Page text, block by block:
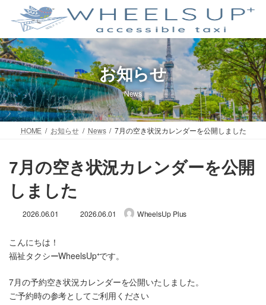
ン
ツ
へ
ス
キ
ッ
プ
ー
シ
ョ
ン
に
移
動
お知らせ
News
HOME お知らせ News 7月の空き状況カレンダーを公開しました
7月の空き状況カレンダーを公開
しました
2026.06.01
最
日
時
2026.06.01 WheelsUp Plus
こんにちは！
福祉タクシーWheelsUp⁺です。
7月の予約空き状況カレンダーを公開いたしました。
ご予約時の参考としてご利用ください